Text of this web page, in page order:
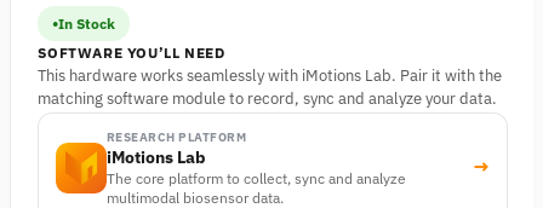
In Stock
SOFTWARE YOU’LL NEED
This hardware works seamlessly with iMotions Lab. Pair it with the
matching software module to record, sync and analyze your data.
RESEARCH PLATFORM
iMotions Lab
The core platform to collect, sync and analyze
multimodal biosensor data.
→